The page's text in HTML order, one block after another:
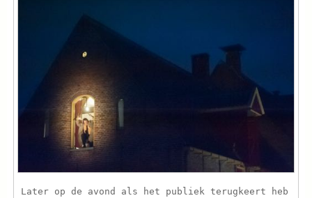
Later op de avond als het publiek terugkeert heb